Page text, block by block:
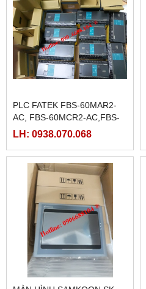
PLC FATEK FBS-60MAR2-
AC, FBS-60MCR2-AC,FBS-
60MAT2-AC, FBS-60MCT2-
LH: 0938.070.068